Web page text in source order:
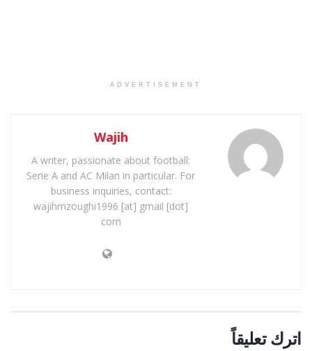
ADVERTISEMENT
Wajih
A writer, passionate about football:
Serie A and AC Milan in particular. For
business inquiries, contact:
wajihmzoughi1996 [at] gmail [dot]
com
اترك تعليقاً